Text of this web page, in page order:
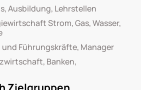
Ausbildung, Lehrstellen
Strom, Gas, Wasser,
Führungskräfte, Manager
Banken,